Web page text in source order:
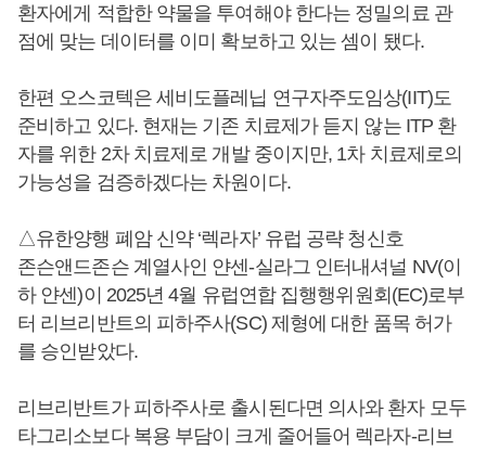
환자에게 적합한 약물을 투여해야 한다는 정밀의료 관
점에 맞는 데이터를 이미 확보하고 있는 셈이 됐다.
한편 오스코텍은 세비도플레닙 연구자주도임상(IIT)도
준비하고 있다. 현재는 기존 치료제가 듣지 않는 ITP 환
자를 위한 2차 치료제로 개발 중이지만, 1차 치료제로의
가능성을 검증하겠다는 차원이다.
△유한양행 폐암 신약 ‘렉라자’ 유럽 공략 청신호
존슨앤드존슨 계열사인 얀센-실라그 인터내셔널 NV(이
하 얀센)이 2025년 4월 유럽연합 집행행위원회(EC)로부
터 리브리반트의 피하주사(SC) 제형에 대한 품목 허가
를 승인받았다.
리브리반트가 피하주사로 출시된다면 의사와 환자 모두
타그리소보다 복용 부담이 크게 줄어들어 렉라자-리브